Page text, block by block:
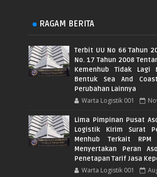
RAGAM BERITA
Terbit UU No 66 Tahun
No. 17 Tahun 2008
Kemenhub Tidak Lagi
Bentuk Sea And
Perubahan Lainnya
Warta Logistik 001
Lima Pimpinan Pusat
Logistik Kirim Surat
Menhub Terkait RPM
Menyertakan Peran
Penetapan Tarif Jasa
Warta Logistik 001